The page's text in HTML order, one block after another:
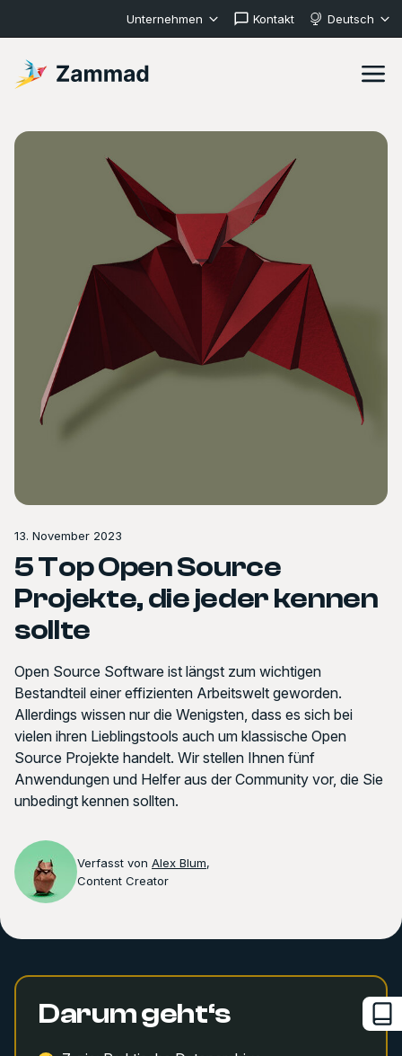
Unternehmen Kontakt Deutsch
13. November 2023
5 Top Open Source
Projekte, die jeder kennen
sollte
Open Source Software ist längst zum wichtigen
Bestandteil einer effizienten Arbeitswelt geworden.
Allerdings wissen nur die Wenigsten, dass es sich bei
vielen ihren Lieblingstools auch um klassische Open
Source Projekte handelt. Wir stellen Ihnen fünf
Anwendungen und Helfer aus der Community vor, die Sie
unbedingt kennen sollten.
Verfasst von Alex Blum,
Content Creator
Darum geht‘s